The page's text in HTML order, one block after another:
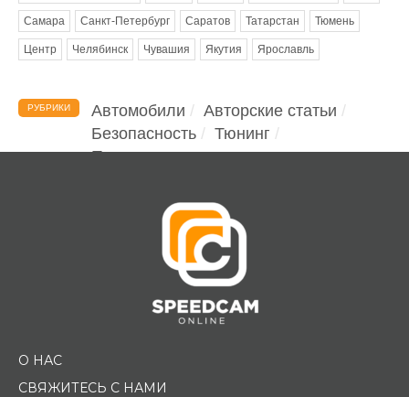
Самара Санкт-Петербург Саратов Татарстан Тюмень
Центр Челябинск Чувашия Якутия Ярославль
РУБРИКИ Автомобили
Авторские статьи
Безопасность
Тюнинг
Помощь водителю
О НАС
СВЯЖИТЕСЬ С НАМИ